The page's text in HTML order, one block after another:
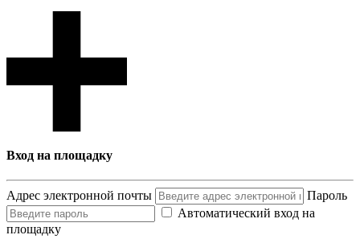
Вход на площадку
Адрес электронной почты
Пароль
Автоматический вход на
площадку